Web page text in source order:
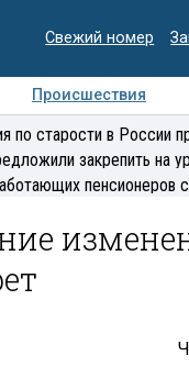
Свежий номер
Происшествия
по старости в России
закрепить на
пенсионеров